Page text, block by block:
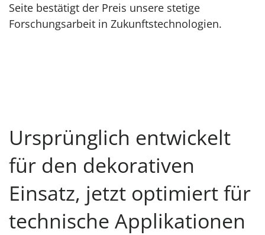
Seite bestätigt der Preis unsere stetige
Forschungsarbeit in Zukunftstechnologien.
Ursprünglich entwickelt
für den dekorativen
Einsatz, jetzt optimiert für
technische Applikationen